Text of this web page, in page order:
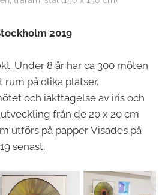
2019
Under 8 år har ca 300 möten
på olika platser.
och iakttagelse av iris och
från de 20 x 20 cm
utförs på papper. Visades på
senast.